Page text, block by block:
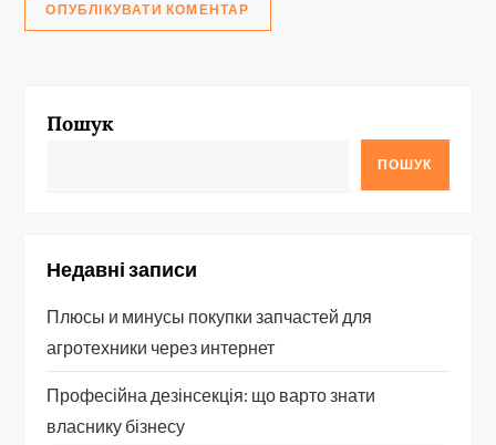
Пошук
ПОШУК
Недавні записи
Плюсы и минусы покупки запчастей для
агротехники через интернет
Професійна дезінсекція: що варто знати
власнику бізнесу